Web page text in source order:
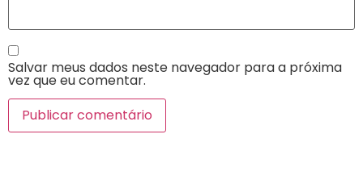
Salvar meus dados neste navegador para a próxima
vez que eu comentar.